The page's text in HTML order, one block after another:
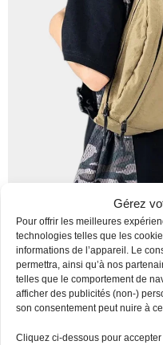
Gérez
Pour offrir les meilleures
technologies telles que les
informations de l’appareil. Le
permettra, ainsi qu’à nos
telles que le comportement de
afficher des publicités (non-)
son consentement peut nuire à
Cliquez ci-dessous pour
Les clients ayant
également acheté
-3%